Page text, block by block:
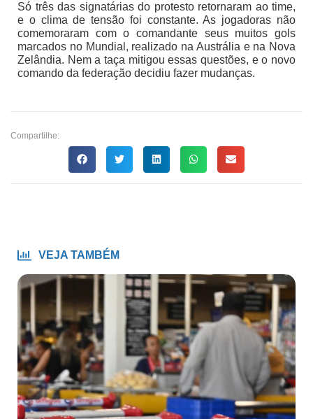
Só três das signatárias do protesto retornaram ao time,
e o clima de tensão foi constante. As jogadoras não
comemoraram com o comandante seus muitos gols
marcados no Mundial, realizado na Austrália e na Nova
Zelândia. Nem a taça mitigou essas questões, e o novo
comando da federação decidiu fazer mudanças.
Compartilhe:
VEJA TAMBÉM